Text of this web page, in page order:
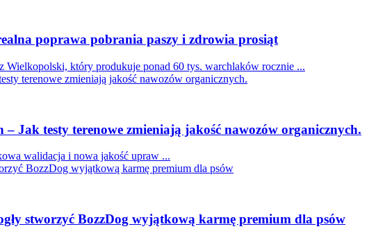
poprawa pobrania paszy i zdrowia prosiąt
Wielkopolski, który produkuje ponad 60 tys. warchlaków rocznie ...
Jak testy terenowe zmieniają jakość nawozów organicznych.
walidacja i nowa jakość upraw ...
stworzyć BozzDog wyjątkową karmę premium dla psów